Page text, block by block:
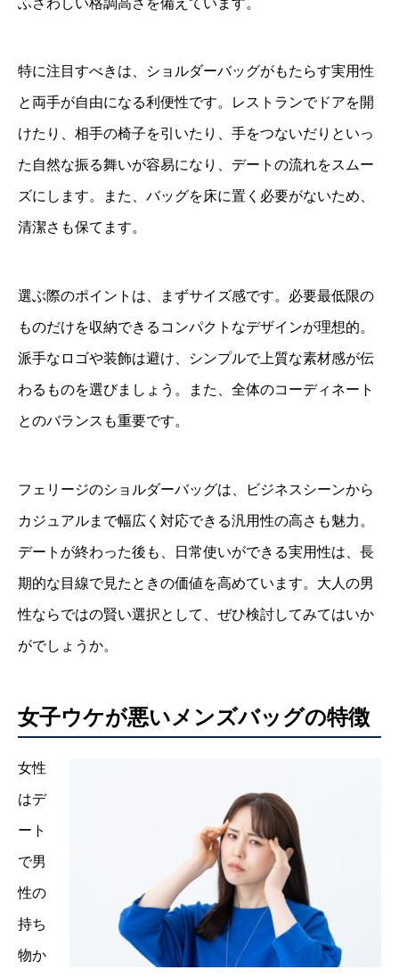
特に注目すべきは、ショルダーバッグがもたらす実用性
と両手が自由になる利便性です。レストランでドアを開
けたり、相手の椅子を引いたり、手をつないだりといっ
た自然な振る舞いが容易になり、デートの流れをスムー
ズにします。また、バッグを床に置く必要がないため、
清潔さも保てます。
選ぶ際のポイントは、まずサイズ感です。必要最低限の
ものだけを収納できるコンパクトなデザインが理想的。
派手なロゴや装飾は避け、シンプルで上質な素材感が伝
わるものを選びましょう。また、全体のコーディネート
とのバランスも重要です。
フェリージのショルダーバッグは、ビジネスシーンから
カジュアルまで幅広く対応できる汎用性の高さも魅力。
デートが終わった後も、日常使いができる実用性は、長
期的な目線で見たときの価値を高めています。大人の男
性ならではの賢い選択として、ぜひ検討してみてはいか
がでしょうか。
女子ウケが悪いメンズバッグの特徴
女性
はデ
ート
で男
性の
持ち
物か